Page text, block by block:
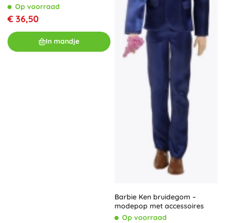
Op voorraad
€ 36,50
In mandje
Barbie Ken bruidegom –
modepop met accessoires
Op voorraad